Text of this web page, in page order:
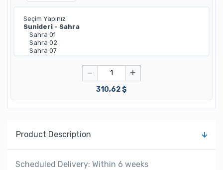
− +
310,62 $
Product Description
Scheduled Delivery: Within 6 weeks